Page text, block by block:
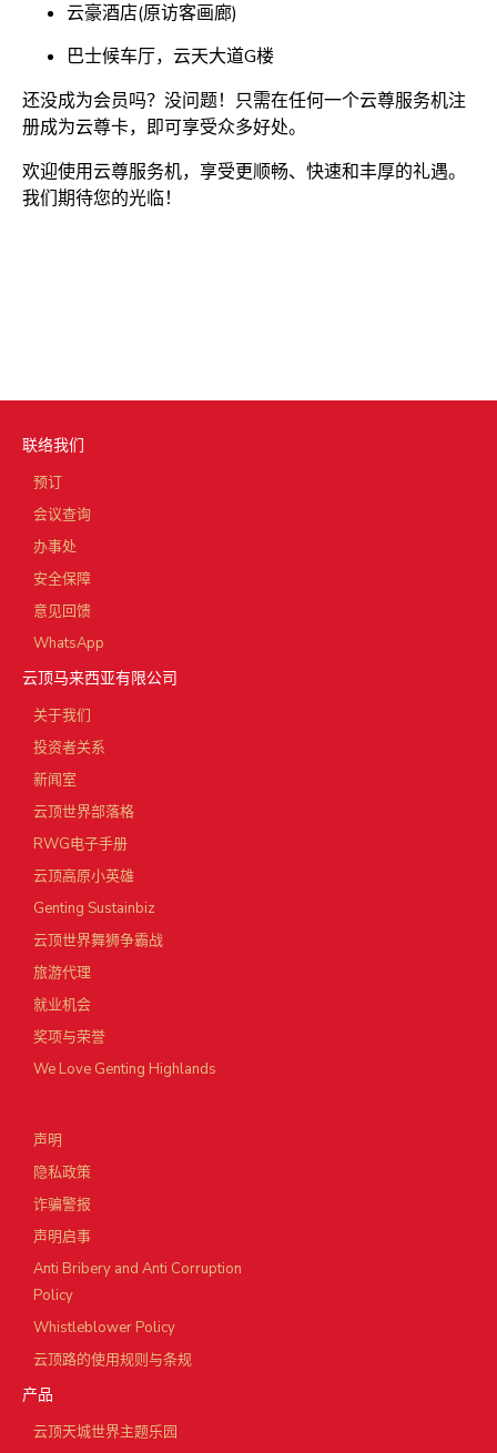
云豪酒店(原访客画廊)
巴士候车厅，云天大道G楼
还没成为会员吗？没问题！只需在任何一个云尊服务机注
册成为云尊卡，即可享受众多好处。
欢迎使用云尊服务机，享受更顺畅、快速和丰厚的礼遇。
我们期待您的光临！
联络我们
预订
会议查询
办事处
安全保障
意见回馈
WhatsApp
云顶马来西亚有限公司
关于我们
投资者关系
新闻室
云顶世界部落格
RWG电子手册
云顶高原小英雄
Genting Sustainbiz
云顶世界舞狮争霸战
旅游代理
就业机会
奖项与荣誉
We Love Genting Highlands
声明
隐私政策
诈骗警报
声明启事
Anti Bribery and Anti Corruption
Policy
Whistleblower Policy
云顶路的使用规则与条规
产品
云顶天城世界主题乐园